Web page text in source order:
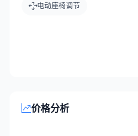
电动座椅调节
价格分析